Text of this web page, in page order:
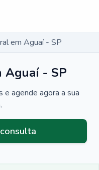
em Aguaí - SP
Aguaí - SP
agende agora a sua